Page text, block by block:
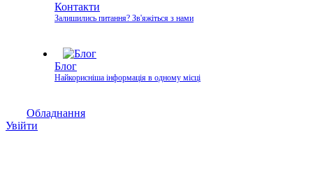
Контакти
Залишились питання? Зв'яжіться з нами
Блог
Найкорисніша інформація в одному місці
Обладнання
Увійти